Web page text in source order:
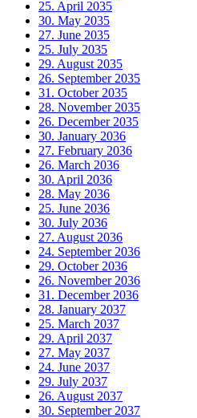
25. April 2035
30. May 2035
27. June 2035
25. July 2035
29. August 2035
26. September 2035
31. October 2035
28. November 2035
26. December 2035
30. January 2036
27. February 2036
26. March 2036
30. April 2036
28. May 2036
25. June 2036
30. July 2036
27. August 2036
24. September 2036
29. October 2036
26. November 2036
31. December 2036
28. January 2037
25. March 2037
29. April 2037
27. May 2037
24. June 2037
29. July 2037
26. August 2037
30. September 2037